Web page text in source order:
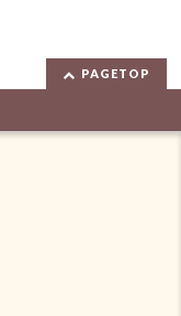
PAGETOP